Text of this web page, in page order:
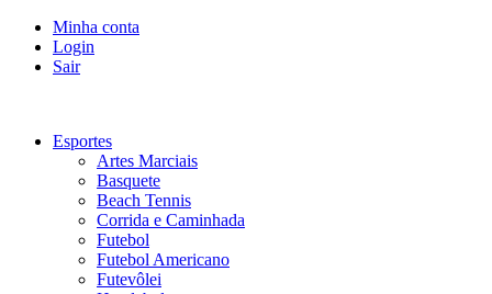
Minha conta
Login
Sair
Esportes
Artes Marciais
Basquete
Beach Tennis
Corrida e Caminhada
Futebol
Futebol Americano
Futevôlei